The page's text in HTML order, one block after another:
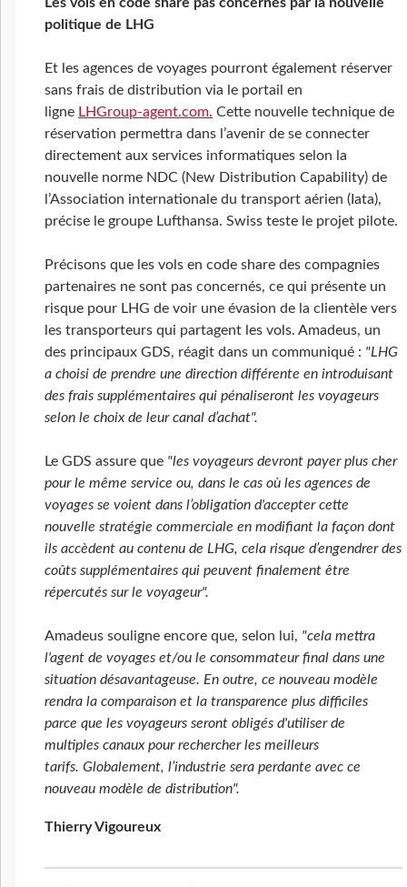
politique de LHG
Et les agences de voyages pourront également réserver
sans frais de distribution via le portail en
ligne LHGroup-agent.com. Cette nouvelle technique de
réservation permettra dans l’avenir de se connecter
directement aux services informatiques selon la
nouvelle norme NDC (New Distribution Capability) de
l’Association internationale du transport aérien (Iata),
précise le groupe Lufthansa. Swiss teste le projet pilote.
Précisons que les vols en code share des compagnies
partenaires ne sont pas concernés, ce qui présente un
risque pour LHG de voir une évasion de la clientèle vers
les transporteurs qui partagent les vols. Amadeus, un
des principaux GDS, réagit dans un communiqué : "LHG
a choisi de prendre une direction différente en introduisant
des frais supplémentaires qui pénaliseront les voyageurs
selon le choix de leur canal d’achat".
Le GDS assure que "les voyageurs devront payer plus cher
pour le même service ou, dans le cas où les agences de
voyages se voient dans l’obligation d'accepter cette
nouvelle stratégie commerciale en modifiant la façon dont
ils accèdent au contenu de LHG, cela risque d’engendrer des
coûts supplémentaires qui peuvent finalement être
répercutés sur le voyageur".
Amadeus souligne encore que, selon lui, "cela mettra
l'agent de voyages et/ou le consommateur final dans une
situation désavantageuse. En outre, ce nouveau modèle
rendra la comparaison et la transparence plus difficiles
parce que les voyageurs seront obligés d'utiliser de
multiples canaux pour rechercher les meilleurs
tarifs. Globalement, l’industrie sera perdante avec ce
nouveau modèle de distribution".
Thierry Vigoureux